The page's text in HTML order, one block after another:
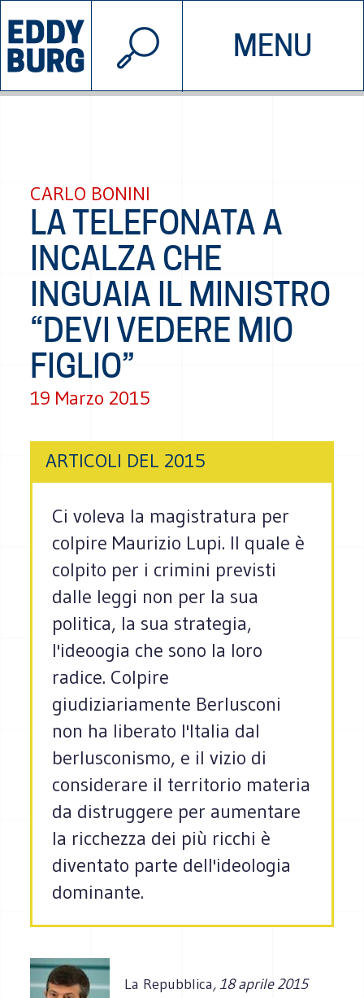
MENU
INIZIATIVE CHI SIAMO
© 2026 EDDYBURG
CARLO BONINI
LA TELEFONATA A
INCALZA CHE
INGUAIA IL MINISTRO
“DEVI VEDERE MIO
FIGLIO”
19 Marzo 2015
ARTICOLI DEL 2015
Ci voleva la magistratura per
colpire Maurizio Lupi. Il quale è
colpito per i crimini previsti
dalle leggi non per la sua
politica, la sua strategia,
l'ideoogia che sono la loro
radice. Colpire
giudiziariamente Berlusconi
non ha liberato l'Italia dal
berlusconismo, e il vizio di
considerare il territorio materia
da distruggere per aumentare
la ricchezza dei più ricchi è
diventato parte dell'ideologia
dominante.
La Repubblica, 18 aprile 2015